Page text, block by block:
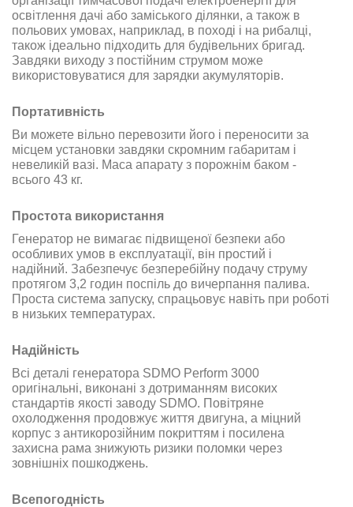
освітлення дачі або заміського ділянки, а також в
польових умовах, наприклад, в поході і на рибалці,
також ідеально підходить для будівельних бригад.
Завдяки виходу з постійним струмом може
використовуватися для зарядки акумуляторів.
Портативність
Ви можете вільно перевозити його і переносити за
місцем установки завдяки скромним габаритам і
невеликій вазі. Маса апарату з порожнім баком -
всього 43 кг.
Простота використання
Генератор не вимагає підвищеної безпеки або
особливих умов в експлуатації, він простий і
надійний. Забезпечує безперебійну подачу струму
протягом 3,2 годин поспіль до вичерпання палива.
Проста система запуску, спрацьовує навіть при роботі
в низьких температурах.
Надійність
Всі деталі генератора SDMO Perform 3000
оригінальні, виконані з дотриманням високих
стандартів якості заводу SDMO. Повітряне
охолодження продовжує життя двигуна, а міцний
корпус з антикорозійним покриттям і посилена
захисна рама знижують ризики поломки через
зовнішніх пошкоджень.
Всепогодність